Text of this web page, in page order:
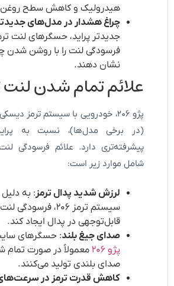
هیدرولیک و کاهش سطح روغن
چراغ هشدار در مدل‌های
جدیدتر پراید، حسگرهای لنت
فرسودگی لنت را با روشن شدن
نشان دهند.
علائم تمام شدن لنت
پژو ۲۰۶، خودرویی با سیستم ترمز
(در برخی مدل‌ها)، نسبت به
پیشرفته‌تری دارد. علائم فرسودگی
شامل موارد زیر است:
لرزش شدید پدال ترمز: به
سیستم ترمز ۲۰۶،
قابل‌توجهی در پدال ایجاد کند.
صدای جیغ بلند: حسگرهای
پژو ۲۰۶
معمولاً در صورت تمام
صدای بلندی تولید می‌کنند.
کاهش قدرت ترمز در سرعت‌های